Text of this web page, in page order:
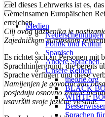
Navigationsmenü
Navigationsmenü
Medien
Neuerscheinungen
Politik und Kultur
Spanisch
Andere Sprachen
Unsere Reihen
theorie.org
BLACK
WHITE
Besserwisser
Sprachen
Menge
Ziel dieses Lehrwerks ist es,
Gemeinsamen Europäischen
erreichen.
Cilj ovog udžbenika je
Zajedničkom europskom
Es richtet sich an Personen mit
Sprachhintergrund, die bereits
Sprache verfügen und diese
Namijenjen je govornicima
posjeduju osnovno znanje
usavršiti svoje jezične vještine.